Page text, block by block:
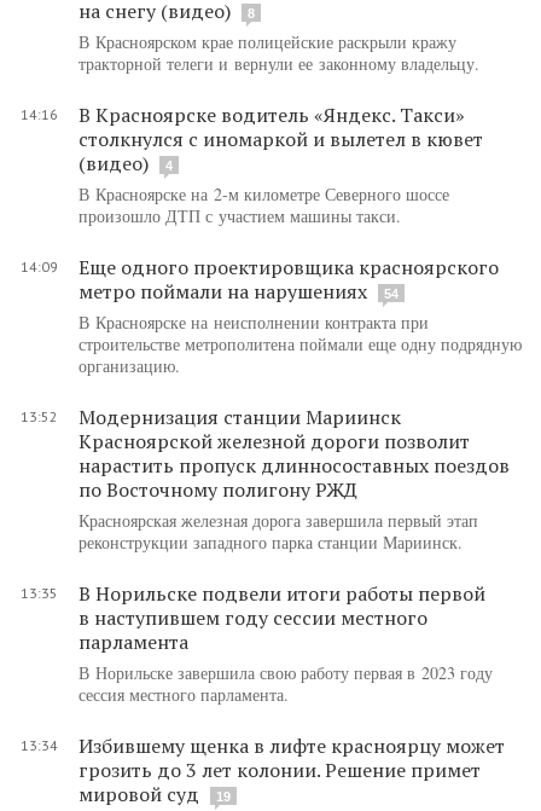
на снегу (видео)
8
В Красноярском крае полицейские раскрыли кражу
тракторной телеги и вернули ее законному владельцу.
14:16
В Красноярске водитель «Яндекс. Такси»
столкнулся с иномаркой и вылетел в кювет
(видео)
4
В Красноярске на 2-м километре Северного шоссе
произошло ДТП с участием машины такси.
14:09
Еще одного проектировщика красноярского
метро поймали на нарушениях
54
В Красноярске на неисполнении контракта при
строительстве метрополитена поймали еще одну подрядную
организацию.
13:52
Модернизация станции Мариинск
Красноярской железной дороги позволит
нарастить пропуск длинносоставных поездов
по Восточному полигону РЖД
Красноярская железная дорога завершила первый этап
реконструкции западного парка станции Мариинск.
13:35
В Норильске подвели итоги работы первой
в наступившем году сессии местного
парламента
В Норильске завершила свою работу первая в 2023 году
сессия местного парламента.
13:34
Избившему щенка в лифте красноярцу может
грозить до 3 лет колонии. Решение примет
мировой суд
19